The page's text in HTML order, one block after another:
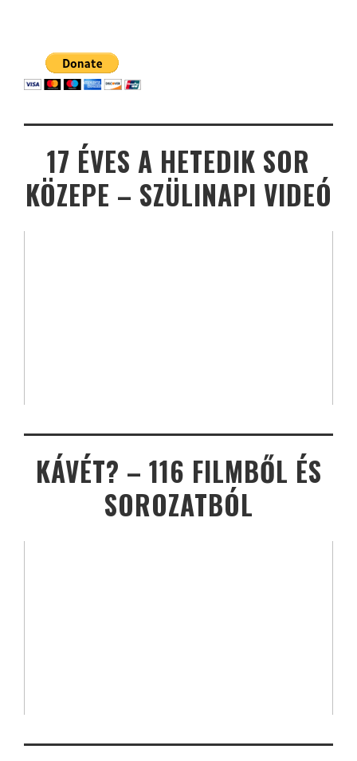
17 ÉVES A HETEDIK SOR
KÖZEPE – SZÜLINAPI VIDEÓ
KÁVÉT? – 116 FILMBŐL ÉS
SOROZATBÓL